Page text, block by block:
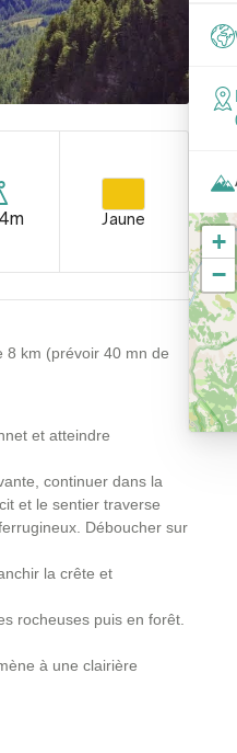
Jaune
8 km (prévoir 40 mn de
et atteindre
continuer dans la
et le sentier traverse
Déboucher sur
la crête et
rocheuses puis en forêt.
à une clairière
+
−